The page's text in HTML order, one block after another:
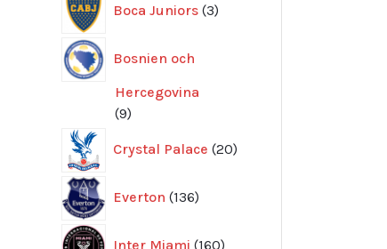
Boca Juniors 3
produkter
Bosnien och
Hercegovina
99
Crystal Palace 20
produkter
Everton 136
produkter
Inter Miami 160